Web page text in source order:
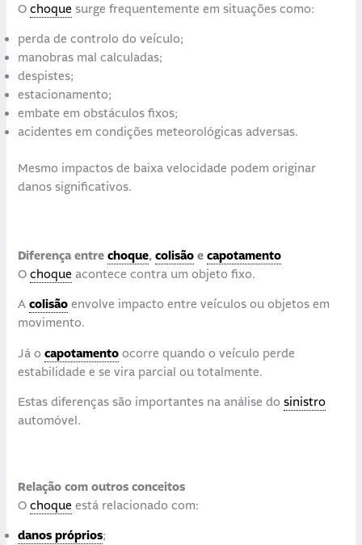
Ochoque surge frequentemente em situações como:
perda de controlo do veículo;
manobras mal calculadas;
despistes;
estacionamento;
embate em obstáculos fixos;
acidentes em condições meteorológicas adversas.
Mesmo impactos de baixa velocidade podem originar
danos significativos.
Diferença entrechoque,colisão ecapotamento
Ochoque acontece contra um objeto fixo.
Acolisão envolve impacto entre veículos ou objetos em
movimento.
Já ocapotamento ocorre quando o veículo perde
estabilidade e se vira parcial ou totalmente.
Estas diferenças são importantes na análise dosinistro
automóvel.
Relação com outros conceitos
Ochoque está relacionado com:
danos próprios;